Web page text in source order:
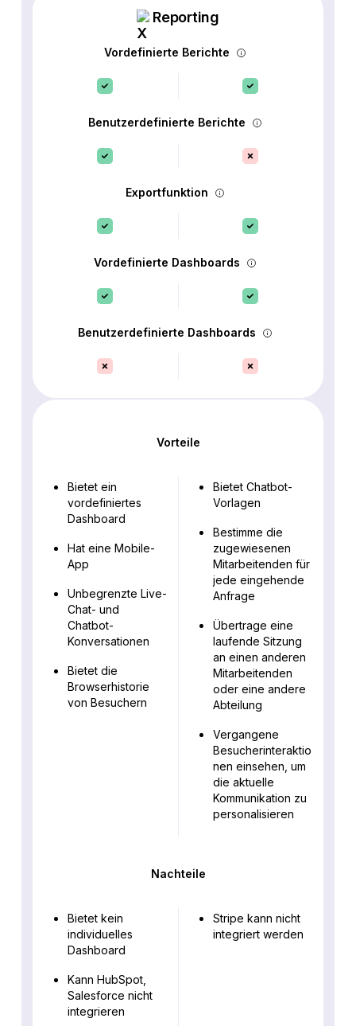
Reporting
Vordefinierte Berichte
Benutzerdefinierte Berichte
Exportfunktion
Vordefinierte Dashboards
Benutzerdefinierte Dashboards
Vorteile
Bietet ein
vordefiniertes
Dashboard
Hat eine Mobile-
App
Unbegrenzte Live-
Chat- und
Chatbot-
Konversationen
Bietet die
Browserhistorie
von Besuchern
Bietet Chatbot-
Vorlagen
Bestimme die
zugewiesenen
Mitarbeitenden für
jede eingehende
Anfrage
Übertrage eine
laufende Sitzung
an einen anderen
Mitarbeitenden
oder eine andere
Abteilung
Vergangene
Besucherinteraktio
nen einsehen, um
die aktuelle
Kommunikation zu
personalisieren
Nachteile
Bietet kein
individuelles
Dashboard
Kann HubSpot,
Salesforce nicht
integrieren
Stripe kann nicht
integriert werden